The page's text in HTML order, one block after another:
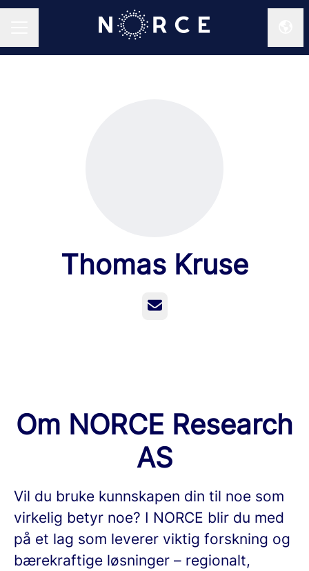
Thomas Kruse
E-post
Om NORCE Research
AS
Vil du bruke kunnskapen din til noe som
virkelig betyr noe? I NORCE blir du med
på et lag som leverer viktig forskning og
bærekraftige løsninger – regionalt,